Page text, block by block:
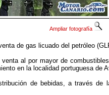
Ampliar fotografía
de gas licuado del petróleo
al por mayor de
en la localidad portuguesa de
de bebidas, a través